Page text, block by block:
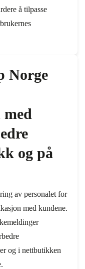
å tilpasse
Norge
og på
av personalet for
med kundene.
og i nettbutikken